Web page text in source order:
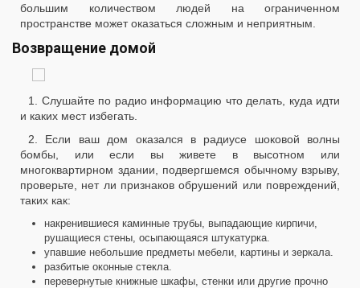
большим количеством людей на ограниченном
пространстве может оказаться сложным и неприятным.
Возвращение домой
1. Слушайте по радио информацию что делать, куда идти
и каких мест избегать.
2. Если ваш дом оказался в радиусе шоковой волны
бомбы, или если вы живете в высотном или
многоквартирном здании, подвергшемся обычному взрыву,
проверьте, нет ли признаков обрушений или повреждений,
таких как:
накренившиеся каминные трубы, выпадающие кирпичи,
рушащиеся стены, осыпающаяся штукатурка.
упавшие небольшие предметы мебели, картины и зеркала.
разбитые оконные стекла.
перевернутые книжные шкафы, стенки или другие прочно